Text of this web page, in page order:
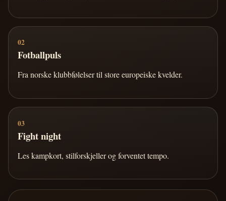
02
Fotballpuls
Fra norske klubbfølelser til store europeiske kvelder.
03
Fight night
Les kampkort, stilforskjeller og forventet tempo.